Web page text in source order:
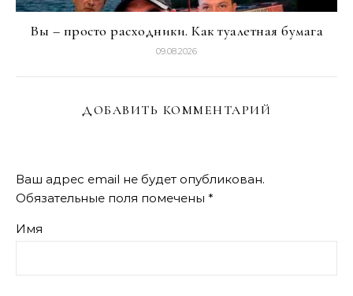
Вы – просто расходники. Как туалетная бумага
09.08.2026
ДОБАВИТЬ КОММЕНТАРИЙ
Ваш адрес email не будет опубликован.
Обязательные поля помечены *
Имя